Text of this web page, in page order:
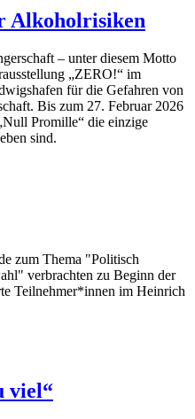
Alkoholrisiken
– unter diesem Motto
„ZERO!“ im
für die Gefahren von
Bis zum 27. Februar 2026
Promille“ die einzige
sind.
zum Thema "Politisch
verbrachten zu Beginn der
Teilnehmer*innen im Heinrich
viel“